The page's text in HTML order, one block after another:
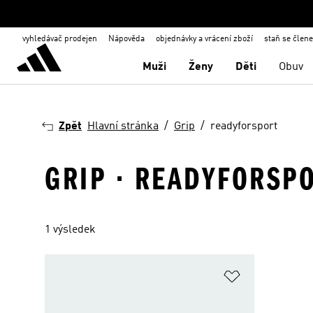
vyhledávač prodejen Nápověda objednávky a vrácení zboží staň se
Muži Ženy Děti Obuv
Zpět Hlavní stránka Grip readyforsport
GRIP ·
1 výsledek